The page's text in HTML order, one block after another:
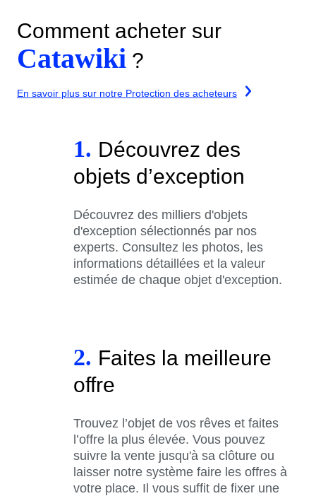
Comment acheter sur
Catawiki ?
En savoir plus sur notre Protection des acheteurs
1. Découvrez des
objets d’exception
Découvrez des milliers d'objets
d'exception sélectionnés par nos
experts. Consultez les photos, les
informations détaillées et la valeur
estimée de chaque objet d'exception.
2. Faites la meilleure
offre
Trouvez l’objet de vos rêves et faites
l’offre la plus élevée. Vous pouvez
suivre la vente jusqu'à sa clôture ou
laisser notre système faire les offres à
votre place. Il vous suffit de fixer une